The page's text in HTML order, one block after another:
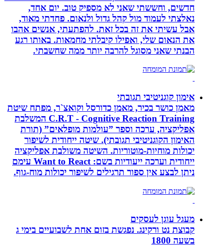
חדשים, וחששתי שאני לא מספיק טוב. יום אחד,
נאלצתי לעמוד מול קהל גדול ולנאום. פחדתי מאוד,
אבל עשיתי את זה בכל זאת. להפתעתי, אנשים אהבו
את הנאום שלי, ואפילו קיבלתי מחמאות. באותו רגע
הבנתי שאני מסוגל להרבה יותר ממה שחשבתי.
אימון קוגניטיבי תגובתי
מאמן כושר בכיר, מאמן כדורסל וקואצ`ר, מפתח שיטת
C.R.T - Cognitive Reaction Training המשלבת
אפליקציה, ערכה וספר ”עולמות מופלאים” (תורת
האימון הקוגניטיבי תגובתי). שיטה ייחודית לשיפור
יכולות מוחיות-מוטוריות. השיטה משולבת אפליקציה
ייחודית וערכה ייעודיות בשם: Want to React עימם
ניתן לבצע אין ספור תרגילים לשיפור יכולות מוח-גוף.
מעגל עוגן לעסקים
קבוצת נט ורקינג. נפגשת בזום אחת לשבועיים בימי ג
בשעה 1800